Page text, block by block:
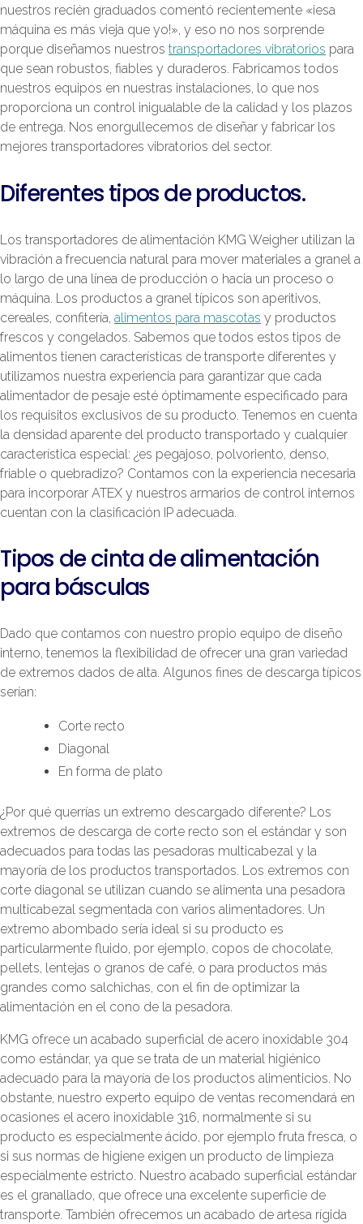
nuestros recién graduados comentó recientemente «¡esa
máquina es más vieja que yo!», y eso no nos sorprende
porque diseñamos nuestros transportadores vibratorios para
que sean robustos, fiables y duraderos. Fabricamos todos
nuestros equipos en nuestras instalaciones, lo que nos
proporciona un control inigualable de la calidad y los plazos
de entrega. Nos enorgullecemos de diseñar y fabricar los
mejores transportadores vibratorios del sector.
Diferentes tipos de productos.
Los transportadores de alimentación KMG Weigher utilizan la
vibración a frecuencia natural para mover materiales a granel a
lo largo de una línea de producción o hacia un proceso o
máquina. Los productos a granel típicos son aperitivos,
cereales, confitería, alimentos para mascotas y productos
frescos y congelados. Sabemos que todos estos tipos de
alimentos tienen características de transporte diferentes y
utilizamos nuestra experiencia para garantizar que cada
alimentador de pesaje esté óptimamente especificado para
los requisitos exclusivos de su producto. Tenemos en cuenta
la densidad aparente del producto transportado y cualquier
característica especial: ¿es pegajoso, polvoriento, denso,
friable o quebradizo? Contamos con la experiencia necesaria
para incorporar ATEX y nuestros armarios de control internos
cuentan con la clasificación IP adecuada.
Tipos de cinta de alimentación
para básculas
Dado que contamos con nuestro propio equipo de diseño
interno, tenemos la flexibilidad de ofrecer una gran variedad
de extremos dados de alta. Algunos fines de descarga típicos
serían:
Corte recto
Diagonal
En forma de plato
¿Por qué querrías un extremo descargado diferente? Los
extremos de descarga de corte recto son el estándar y son
adecuados para todas las pesadoras multicabezal y la
mayoría de los productos transportados. Los extremos con
corte diagonal se utilizan cuando se alimenta una pesadora
multicabezal segmentada con varios alimentadores. Un
extremo abombado sería ideal si su producto es
particularmente fluido, por ejemplo, copos de chocolate,
pellets, lentejas o granos de café, o para productos más
grandes como salchichas, con el fin de optimizar la
alimentación en el cono de la pesadora.
KMG ofrece un acabado superficial de acero inoxidable 304
como estándar, ya que se trata de un material higiénico
adecuado para la mayoría de los productos alimenticios. No
obstante, nuestro experto equipo de ventas recomendará en
ocasiones el acero inoxidable 316, normalmente si su
producto es especialmente ácido, por ejemplo fruta fresca, o
si sus normas de higiene exigen un producto de limpieza
especialmente estricto. Nuestro acabado superficial estándar
es el granallado, que ofrece una excelente superficie de
transporte. También ofrecemos un acabado de artesa rígida